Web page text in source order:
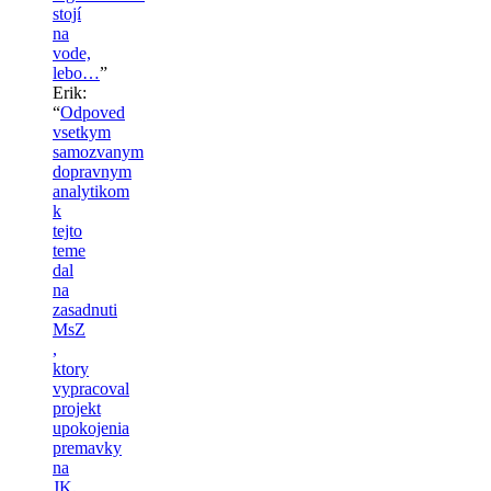
stojí
na
vode,
lebo…”
Erik:
“Odpoved
vsetkym
samozvanym
dopravnym
analytikom
k
tejto
teme
dal
na
zasadnuti
MsZ
,
ktory
vypracoval
projekt
upokojenia
premavky
na
JK.